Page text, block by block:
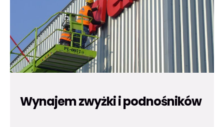
Wynajem zwyżki i podnośników